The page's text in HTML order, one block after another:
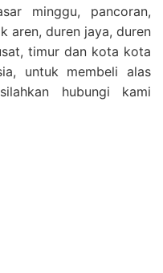
minggu, pancoran,
aren, duren jaya, duren
timur dan kota kota
untuk membeli alas
hubungi kami